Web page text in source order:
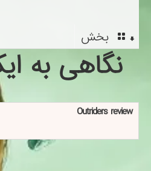
بخش
نگاهی به
Outriders review